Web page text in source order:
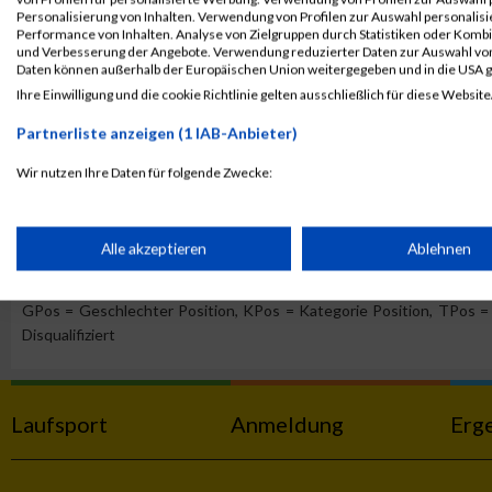
B2Run Koblenz
Einzelwertung
4201 Sebastian Cunico
B2Run Koblenz 4201 Sebastian Cunico
Einzelwertung männlich
Sebastian
Teamwertung mixed
GPos = Geschlechter Position, KPos = Kategorie Position, TPos
Disqualifiziert
Laufsport Anmeldung
Personalisierung von Inhalten. Verwendung von Profilen zur Auswahl
Performance von Inhalten. Analyse von Zielgruppen durch Statistiken oder
und Verbesserung der Angebote. Verwendung reduzierter Daten zur Auswahl
Daten können außerhalb der Europäischen Union weitergegeben und in die USA
Ihre Einwilligung und die cookie Richtlinie gelten ausschließlich für diese
Partnerliste anzeigen (1 IAB-Anbieter)
Wir nutzen Ihre Daten für folgende Zwecke:
Speichern von oder Zugriff auf Informationen auf einem
Verwendung reduzierter Daten zur Auswahl von
Erstellung von Profilen für personalisierte Werbung
Alle akzeptieren Ablehnen